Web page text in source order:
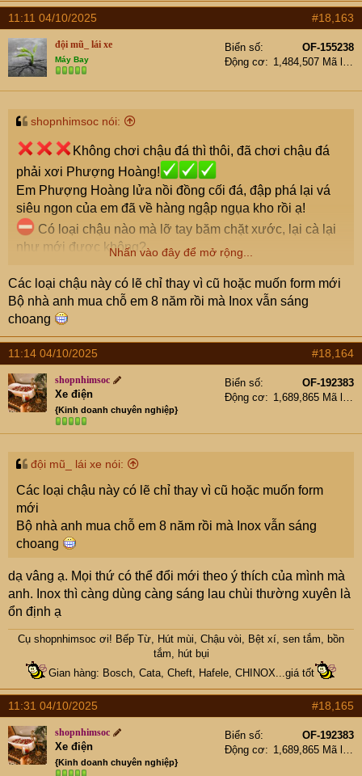
11:11 04/10/2025 #18,163
đội mũ_ lái xe
Máy Bay
Biển số
OF-155238
Động cơ
shopnhimsoc nói:
Không chơi chậu đá thì thôi, đã chơi chậu đá
phải xơi Phượng Hoàng!
Em Phượng Hoàng lửa nồi đồng cối đá, đập phá lại vá
siêu ngon của em đã về hàng ngập ngụa kho rồi ạ!
Có loại chậu nào mà lỡ tay băm chặt xước, lại cà lại
như mới được không?
bay bạt được màu ( nồi đồng cối đá các anh cứ phá thoả
thuê)
Có loại chậu nào mà chưa từng biết đến mùi gỉ sét,
hay hôi thối bốc lên mỗi khi dùng lâu ngày ko vệ sinh cọ
rửa
Có loại chậu nào mà chịu được áp lực nặng, không
đổ mồ hôi, không bám cặn bẩn
Vâng, em Phượng búp bê sẽ giải quyết hết các vấn đề
trên! Em Phượng Hoàng Nhận giải quyết mọi nỗi âu lo
6331815
Combo 01:
chậu đá đen+
vòi rút cao
cấp đen 2
Kích thước
chậu
80x47cm
đá xám nhập
khẩu cao cấp +
độ cao cấp
Kích thước chậu:
88x50cm
đá trắng nhập
khẩu cao cấp + vòi
cao cấp giá
80x50cm
View
attachment
6331823
6331824
View attachment
Chậu đá đen
Chậu đá cánh én
Chậu đá muối tiêu
Nhấn vào đây để mở rộng...
Các loại chậu này có lẽ chỉ thay vì cũ hoặc muốn form mới
Bộ nhà anh mua chỗ em 8 năm rồi mà Inox vẫn sáng
choang
11:14 04/10/2025 #18,164
shopnhimsoc
Xe điện
{Kinh doanh chuyên nghiệp}
Biển số
OF-192383
Động cơ
đội mũ_ lái xe nói:
Các loại chậu này có lẽ chỉ thay vì cũ hoặc muốn form
mới
Bộ nhà anh mua chỗ em 8 năm rồi mà Inox vẫn sáng
choang
dạ vâng ạ. Mọi thứ có thể đổi mới theo ý thích của mình mà
anh. Inox thì càng dùng càng sáng lau chùi thường xuyên là
ổn định ạ
Cụ shopnhimsoc ơi! Bếp Từ, Hút mùi, Chậu vòi, Bệt xí, sen tắm, bồn
tắm, hút bụi
Gian hàng: Bosch, Cata, Cheft, Hafele, CHINOX...giá tốt
11:31 04/10/2025 #18,165
shopnhimsoc
Xe điện
{Kinh doanh chuyên nghiệp}
Biển số
OF-192383
Động cơ